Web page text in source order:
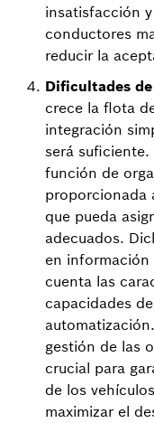
insatisfacción
conductores
reducir la
Dificultades
crece la flota
integración
será suficiente.
función de
proporcionada
que pueda
adecuados.
en información
cuenta las
capacidades
gestión de las
crucial para
de los
maximizar el